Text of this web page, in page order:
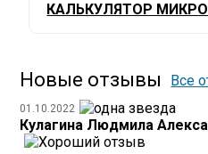
КАЛЬКУЛЯТОР
Новые отзывы Все
01.10.2022
Кулагина Людмила